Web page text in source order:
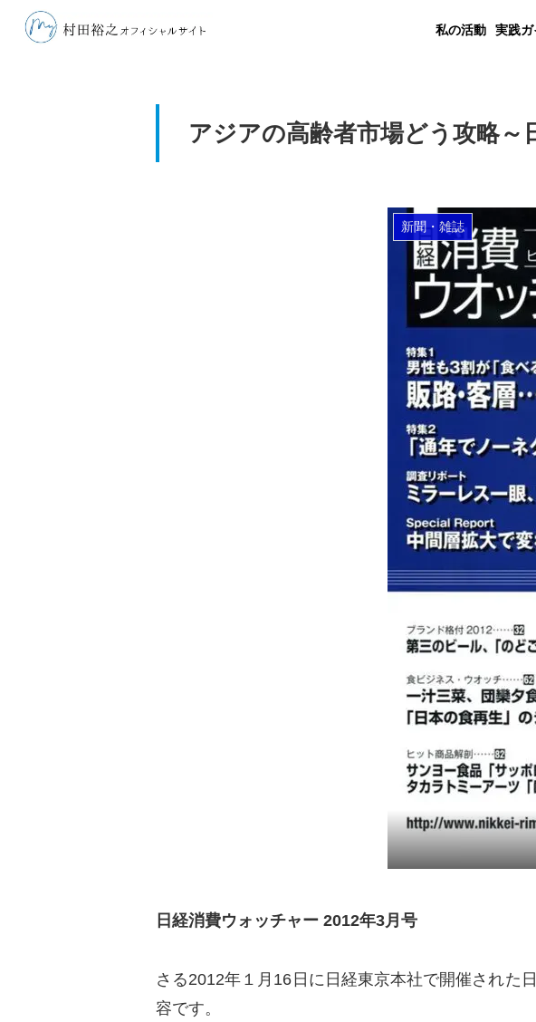
私の活動 実践ガ
アジアの高齢者市場どう攻略～
新聞・雑誌
日経消費ウォッチャー 2012年3月号
さる2012年１月 16 日に日経東京本社で開催された
容です。